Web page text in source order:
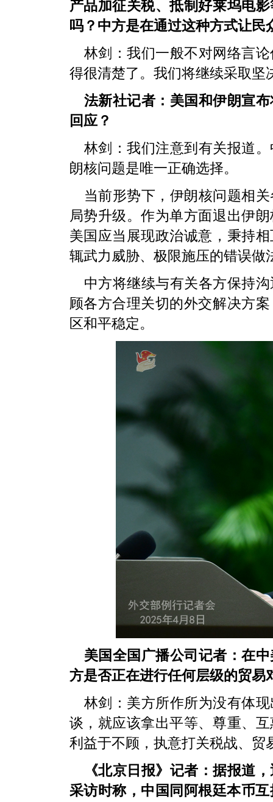
产品加征关税、抵制好莱坞电
吗？中方是在通过这种方式让
林剑：我们一般不对网络言
得很清楚了。我们将继续采取
法新社记者：美国和伊朗宣
回应？
林剑：我们注意到有关报道
朗核问题是唯一正确选择。
当前形势下，伊朗核问题相
局势升级。作为单方面退出伊
美国应当展现政治诚意，秉持
辄武力威胁、极限施压的错误做
中方将继续与有关各方保持
顾各方合理关切的外交解决方
区和平稳定。
美国全国广播公司记者：在
方是否正在进行任何层级的贸易
林剑：美方所作所为没有体
谈，就应该拿出平等、尊重、
利益于不顾，执意打关税战、贸
《北京日报》记者：据报道
采访时称，中国同阿根廷本币